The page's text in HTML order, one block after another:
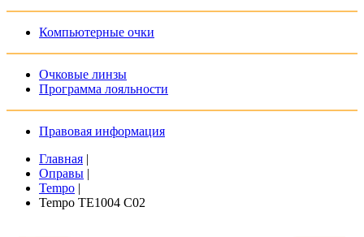
Компьютерные очки
Очковые линзы
Программа лояльности
Правовая информация
Главная |
Оправы |
Tempo |
Tempo TE1004 C02